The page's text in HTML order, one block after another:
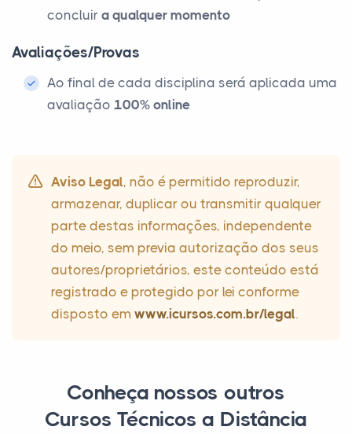
concluir a qualquer momento
Avaliações/Provas
Ao final de cada disciplina será aplicada uma
avaliação 100% online
Aviso Legal, não é permitido reproduzir,
armazenar, duplicar ou transmitir qualquer
parte destas informações, independente
do meio, sem previa autorização dos seus
autores/proprietários, este conteúdo está
registrado e protegido por lei conforme
disposto em www.icursos.com.br/legal.
Conheça nossos outros
Cursos Técnicos a Distância